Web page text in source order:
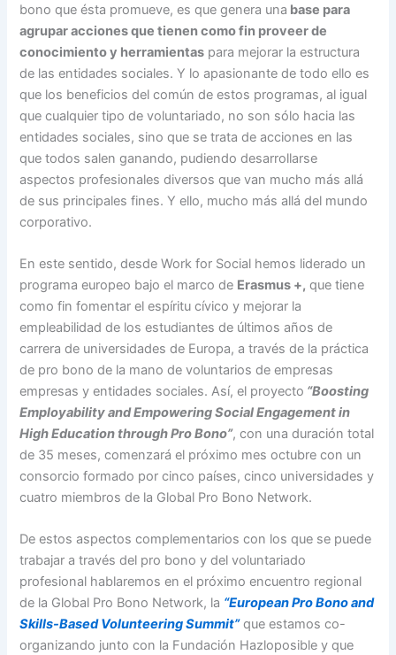
bono que ésta promueve, es que genera una base para
agrupar acciones que tienen como fin proveer de
conocimiento y herramientas para mejorar la estructura
de las entidades sociales. Y lo apasionante de todo ello es
que los beneficios del común de estos programas, al igual
que cualquier tipo de voluntariado, no son sólo hacia las
entidades sociales, sino que se trata de acciones en las
que todos salen ganando, pudiendo desarrollarse
aspectos profesionales diversos que van mucho más allá
de sus principales fines. Y ello, mucho más allá del mundo
corporativo.
En este sentido, desde Work for Social hemos liderado un
programa europeo bajo el marco de Erasmus +, que tiene
como fin fomentar el espíritu cívico y mejorar la
empleabilidad de los estudiantes de últimos años de
carrera de universidades de Europa, a través de la práctica
de pro bono de la mano de voluntarios de empresas
empresas y entidades sociales. Así, el proyecto “Boosting
Employability and Empowering Social Engagement in
High Education through Pro Bono”, con una duración total
de 35 meses, comenzará el próximo mes octubre con un
consorcio formado por cinco países, cinco universidades y
cuatro miembros de la Global Pro Bono Network.
De estos aspectos complementarios con los que se puede
trabajar a través del pro bono y del voluntariado
profesional hablaremos en el próximo encuentro regional
de la Global Pro Bono Network, la “European Pro Bono and
Skills-Based Volunteering Summit”que estamos co-
organizando junto con la Fundación Hazloposible y que